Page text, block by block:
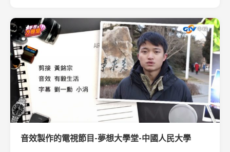
音效製作的電視節目-夢想大學堂-中國人民大學